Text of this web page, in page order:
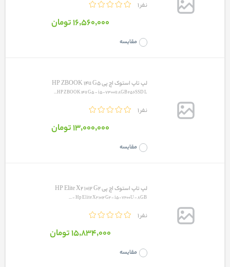
1 نفر
مقایسه
16٬560٬000 تومان
لپ تاپ استوک اچ پی HP ZBOOK 14u G5
HP ZBOOK 14u G5 - i5-7300u 8GB 256SSD L...
1 نفر
مقایسه
13٬000٬000 تومان
لپ تاپ استوک اچ پی HP Elite X2 1012 G2
1 نفر
مقایسه
15٬834٬000 تومان